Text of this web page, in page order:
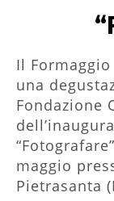
Il
una
Fondazione
maggio
Pietrasanta